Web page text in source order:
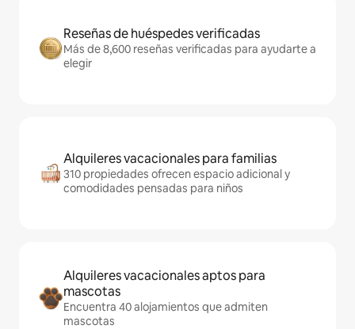
Reseñas de huéspedes verificadas
Más de 8,600 reseñas verificadas para ayudarte a
elegir
Alquileres vacacionales para familias
310 propiedades ofrecen espacio adicional y
comodidades pensadas para niños
Alquileres vacacionales aptos para
mascotas
Encuentra 40 alojamientos que admiten
mascotas